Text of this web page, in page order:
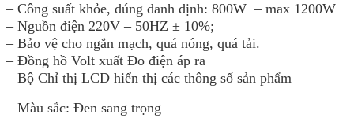
– Công suất khỏe, đúng danh định: 800W – max 1200W
– Nguồn điện 220V – 50HZ ± 10%;
– Bảo vệ cho ngắn mạch, quá nóng, quá tải.
– Đồng hồ Volt xuất Đo điện áp ra
– Bộ Chỉ thị LCD hiển thị các thông số sản phẩm
– Màu sắc: Đen sang trọng